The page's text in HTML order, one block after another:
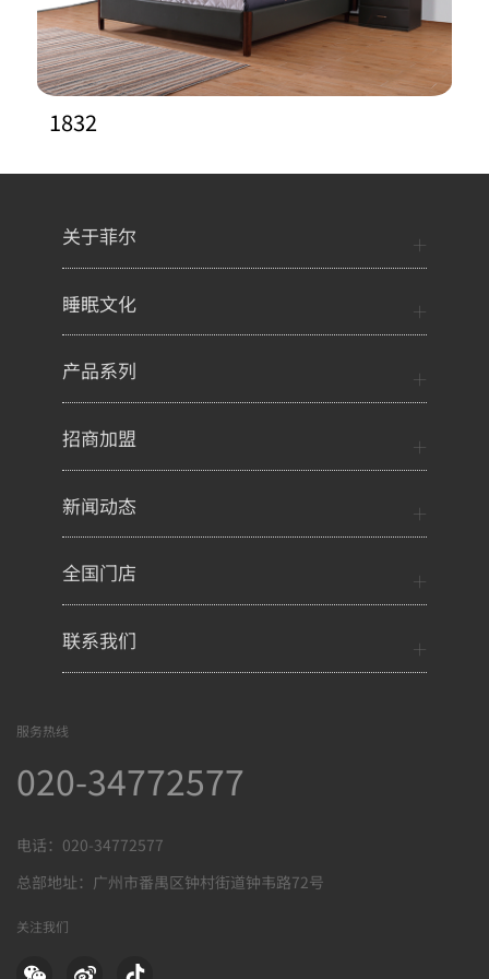
1832
关于菲尔
睡眠文化
产品系列
招商加盟
新闻动态
全国门店
联系我们
服务热线
020-34772577
电话：020-34772577
总部地址：广州市番禺区钟村街道钟韦路72号
关注我们